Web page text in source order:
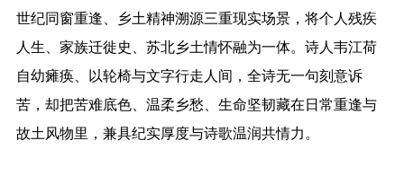
世纪同窗重逢、乡土精神溯源三重现实场景，将个人残疾
人生、家族迁徙史、苏北乡土情怀融为一体。诗人韦江荷
自幼瘫痪、以轮椅与文字行走人间，全诗无一句刻意诉
苦，却把苦难底色、温柔乡愁、生命坚韧藏在日常重逢与
故土风物里，兼具纪实厚度与诗歌温润共情力。